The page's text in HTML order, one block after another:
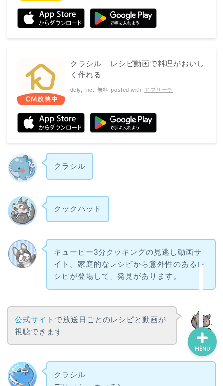
クラシル – レシピ動画で料理がおいし
く作れる
dely, Inc. 無料 posted with アプリーチ
クラシル
クックパッド
キューピー3分クッキングの見逃し動画サ
イト。家庭的なレシピから意外性のあるレ
シピが登場して、発見があります。
管理人
公式サイト で放送日ごとのレシピと動画が
視聴できます
クラシル
MENU
鑑賞・外出
制作・学習